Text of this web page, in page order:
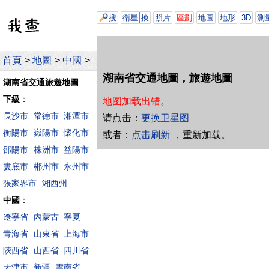
首頁 > 地圖 > 中國 >
湖南省交通旅遊地圖
下級 ：
長沙市 常德市 湘潭市
衡陽市 嶽陽市 懷化市
邵陽市 株洲市 益陽市
婁底市 郴州市 永州市
張家界市 湘西州
中國 ：
遼寧省
內蒙古 寧夏
青海省
山東省 上海市
陝西省
山西省 四川省
搜 衛星 換 照片 區劃 地圖 地形 3D 測
湖南省交通地圖，旅遊地圖
地图加载出错。
请点击： 更换卫星图
或者： 点击刷新 ，重新加载。